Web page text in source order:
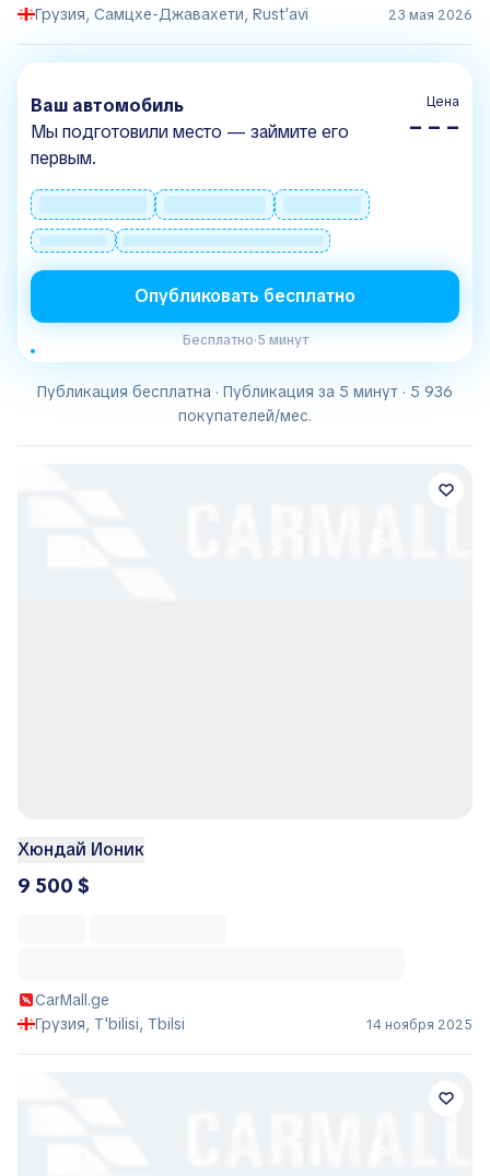
Грузия, Самцхе-Джавахети, Rust’avi
23 мая 2026
Ваш автомобиль
Мы подготовили место — займите его
первым.
Цена
– – –
Опубликовать бесплатно
Бесплатно·5 минут
Публикация бесплатна · Публикация за 5 минут · 5 936
покупателей/мес.
Хюндай Ионик
9 500 $
CarMall.ge
Грузия, T'bilisi, Tbilsi
14 ноября 2025